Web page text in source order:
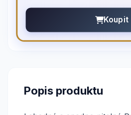
Koupit
Popis produktu